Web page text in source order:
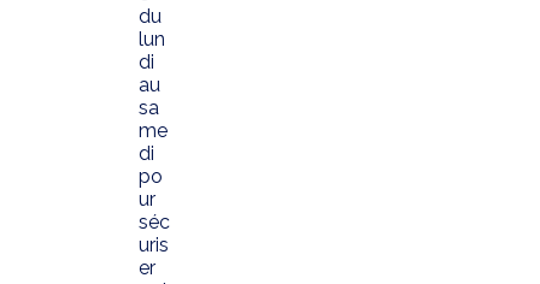
du
lun
di
au
sa
me
di
po
ur
séc
uris
er